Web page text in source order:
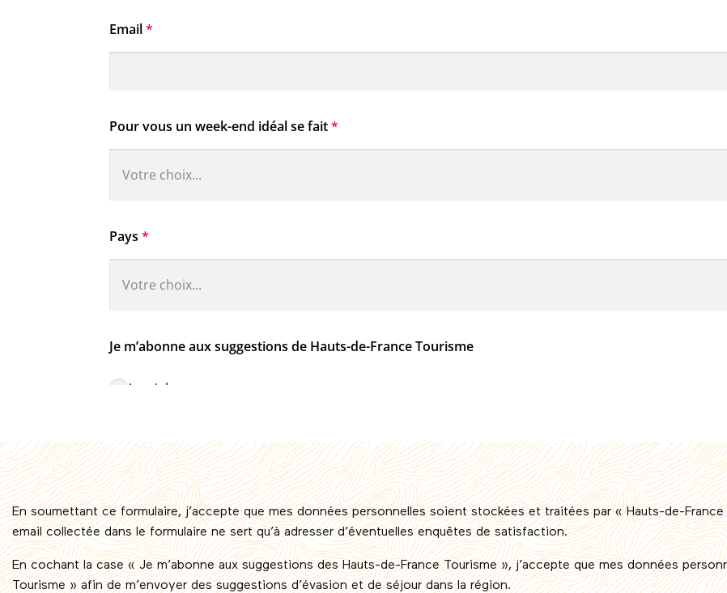
En soumettant ce formulaire, j’accepte que mes données personnelles soient stockées et traitées par « Hauts-de-France
email collectée dans le formulaire ne sert qu’à adresser d’éventuelles enquêtes de satisfaction.
En cochant la case « Je m’abonne aux suggestions des Hauts-de-France Tourisme », j’accepte que mes données
Tourisme » afin de m’envoyer des suggestions d’évasion et de séjour dans la région.